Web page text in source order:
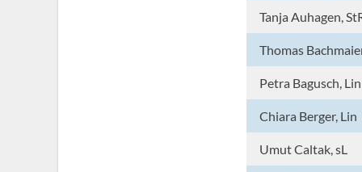
Tanja Auhagen,
Thomas
Petra Bagusch, Lin
Chiara Berger, Lin
Umut Caltak, sL